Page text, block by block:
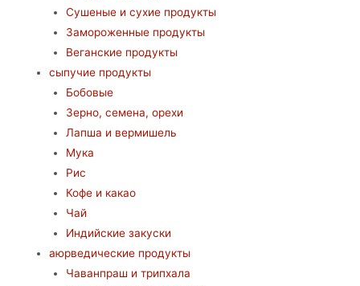
Сушеные и сухие продукты
Замороженные продукты
Веганские продукты
сыпучие продукты
Бобовые
Зерно, семена, орехи
Лапша и вермишель
Мука
Рис
Кофе и какао
Чай
Индийские закуски
аюрведические продукты
Чаванпраш и трипхала